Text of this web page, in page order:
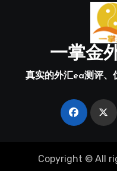
一掌金
真实的外汇ea测评、
Copyright © All